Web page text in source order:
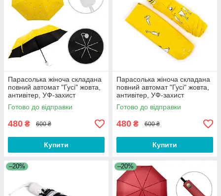
Парасолька жіноча складана
повний автомат "Гусі" жовта,
антивітер, УФ-захист
Готово до відправки
480 ₴ 600 ₴
Купити
Парасолька жіноча складана
повний автомат "Гусі" жовта,
антивітер, УФ-захист
Готово до відправки
480 ₴ 600 ₴
Купити
–20% –20%